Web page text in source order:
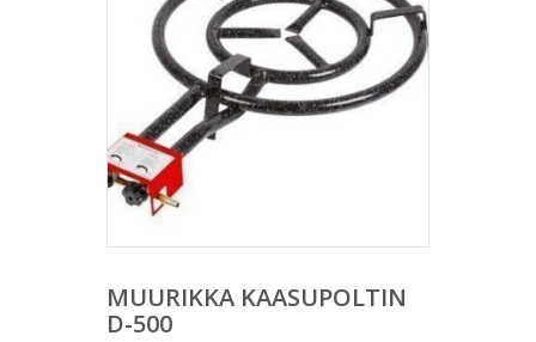
MUURIKKA KAASUPOLTIN
D-500